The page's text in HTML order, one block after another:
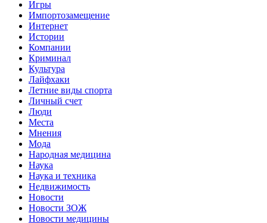
Игры
Импортозамещение
Интернет
Истории
Компании
Криминал
Культура
Лайфхаки
Летние виды спорта
Личный счет
Люди
Места
Мнения
Мода
Народная медицина
Наука
Наука и техника
Недвижимость
Новости
Новости ЗОЖ
Новости медицины